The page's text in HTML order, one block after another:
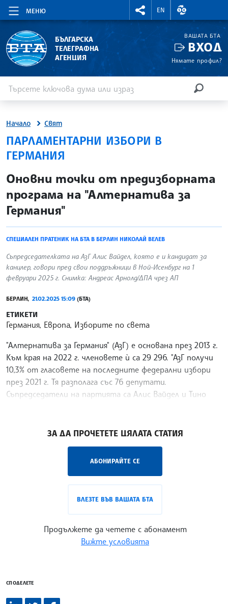
МЕНЮ
RIGHTMENU.SOCIAL
EN
ВАЛУТНИ
БЪЛГАРСКА
ТЕЛЕГРАФНА
АГЕНЦИЯ
ВАШАТА БТА
ВХОД
Нямате профил?
Начало Свят
ПАРЛАМЕНТАРНИ ИЗБОРИ В
ГЕРМАНИЯ
site.bta
Оновни точки от предизборната
програма на "Алтернатива за
Германия"
СПЕЦИАЛЕН ПРАТЕНИК НА БТА В БЕРЛИН НИКОЛАЙ ВЕЛЕВ
Съпредседателката на АзГ Алис Вайдел, която е и кандидат за
канцлер, говори пред свои поддръжници в Ной-Исенбург на 1
февруари 2025 г. Снимка: Андреас Арнолд/ДПА чрез АП
БЕРЛИН, 21.02.2025 15:09 (БТА)
ЕТИКЕТИ
Германия, Европа, Изборите по света
"Алтернатива за Германия" (АзГ) е основана през 2013 г.
Към края на 2022 г. членовете ѝ са 29 296. "АзГ получи
10,3% от гласовете на последните федерални избори
през 2021 г. Тя разполага със 76 депутати.
Съпредседатели на партията са Алис Вайдел и Тино
ЗА ДА ПРОЧЕТЕТЕ ЦЯЛАТА СТАТИЯ
АБОНИРАЙТЕ СЕ
ВЛЕЗТЕ ВЪВ ВАШАТА БТА
Продължете да четете с абонамент
Вижте условията
СПОДЕЛЕТЕ